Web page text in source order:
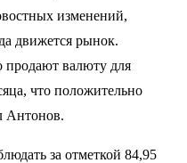
изменений,
движется рынок.
продают валюту для
что положительно
Антонов.
за отметкой 84,95